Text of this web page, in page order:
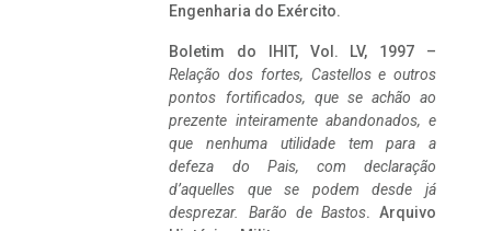
Engenharia do Exército.
Boletim do IHIT, Vol. LV, 1997 –
Relação dos fortes, Castellos e outros
pontos fortificados, que se achão ao
prezente inteiramente abandonados, e
que nenhuma utilidade tem para a
defeza do Pais, com declaração
d’aquelles que se podem desde já
desprezar. Barão de Bastos. Arquivo